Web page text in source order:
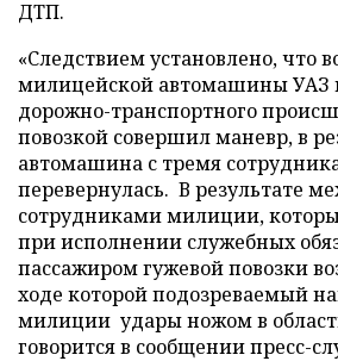
ДТП.
«Следствием установлено, что
милицейской автомашины УАЗ
дорожно-транспортного
повозкой совершил маневр, в
автомашина с тремя
перевернулась. В результате
сотрудниками милиции,
при исполнении служебных
пассажиром гужевой повозки
ходе которой подозреваемый
милиции удары ножом в
говорится в сообщении пресс-